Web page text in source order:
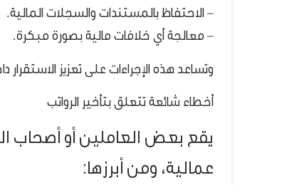
– الاحتفاظ بالمستندات والسجلات المالية.
– معالجة أي خلافات مالية بصورة مبكرة.
وتساعد هذه الإجراءات على تعزيز الاستقرار
أخطاء شائعة تتعلق بتأخير الرواتب
يقع بعض العاملين أو أصحاب
عمالية، ومن أبرزها: